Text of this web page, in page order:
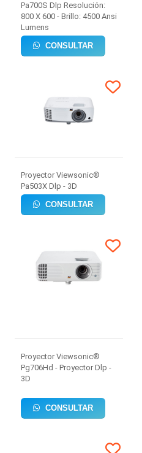
Pa700S Dlp Resolución:
800 X 600 - Brillo: 4500 Ansi
Lumens
CONSULTAR
Proyector Viewsonic®
Pa503X Dlp - 3D
CONSULTAR
Proyector Viewsonic®
Pg706Hd - Proyector Dlp -
3D
CONSULTAR